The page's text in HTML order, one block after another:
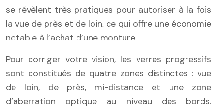
se révèlent très pratiques pour autoriser à la fois
la vue de près et de loin, ce qui offre une économie
notable à l’achat d’une monture.
Pour corriger votre vision, les verres progressifs
sont constitués de quatre zones distinctes : vue
de loin, de près, mi-distance et une zone
d’aberration optique au niveau des bords.